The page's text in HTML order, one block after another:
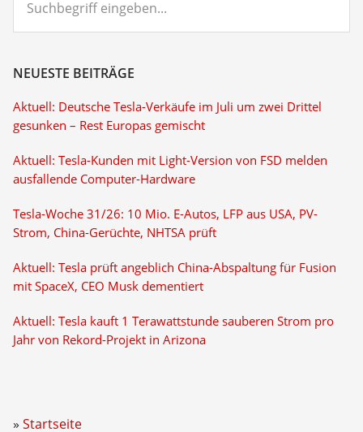
eingeben...
NEUESTE BEITRÄGE
Aktuell: Deutsche Tesla-Verkäufe im Juli um zwei Drittel
gesunken – Rest Europas gemischt
Aktuell: Tesla-Kunden mit Light-Version von FSD melden
ausfallende Computer-Hardware
Tesla-Woche 31/26: 10 Mio. E-Autos, LFP aus USA, PV-
Strom, China-Gerüchte, NHTSA prüft
Aktuell: Tesla prüft angeblich China-Abspaltung für Fusion
mit SpaceX, CEO Musk dementiert
Aktuell: Tesla kauft 1 Terawattstunde sauberen Strom pro
Jahr von Rekord-Projekt in Arizona
Startseite